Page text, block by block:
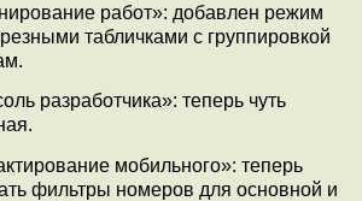
работ»: добавлен режим
табличками с группировкой
разработчика»: теперь чуть
мобильного»: теперь
фильтры номеров для основной и